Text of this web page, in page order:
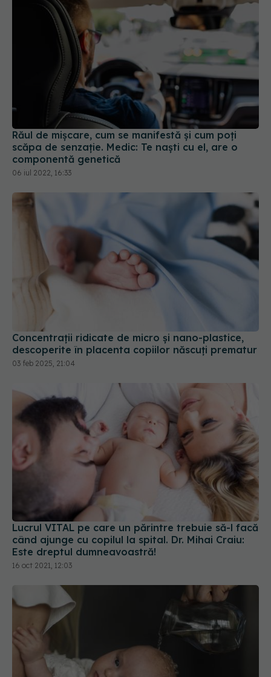
Răul de mișcare, cum se manifestă și cum poți
scăpa de senzație. Medic: Te naști cu el, are o
componentă genetică
06 iul 2022, 16:33
descoperite în placenta copiilor născuţi prematur
03 feb 2025, 21:04
Lucrul VITAL pe care un părintre trebuie să-l facă
când ajunge cu copilul la spital. Dr. Mihai Craiu:
Este dreptul dumneavoastră!
16 oct 2021, 12:03